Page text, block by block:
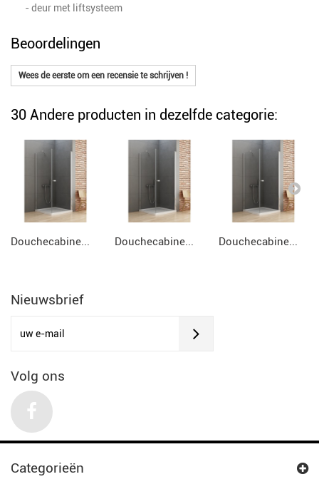
- deur met liftsysteem
Beoordelingen
Wees de eerste om een recensie te schrijven !
30 Andere producten in dezelfde categorie:
Douchecabine... Douchecabine... Douchecabine...
Nieuwsbrief
Volg ons
Categorieën